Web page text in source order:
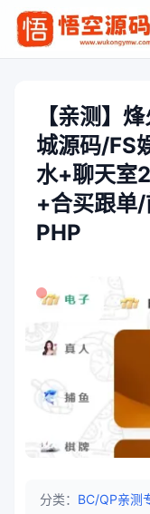
【亲测】
城源码/FS
水+聊天室
+合买跟单
PHP
分类： BC/QP亲测